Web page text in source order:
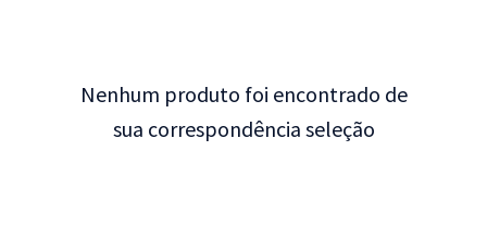
Nenhum produto foi encontrado de
sua correspondência seleção